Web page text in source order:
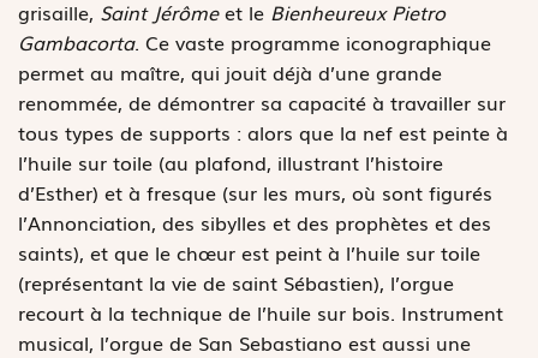
grisaille, Saint Jérômeet le Bienheureux Pietro
Gambacorta. Ce vaste programme iconographique
permet au maître, qui jouit déjà d’une grande
renommée, de démontrer sa capacité à travailler sur
tous types de supports : alors que la nef est peinte à
l’huile sur toile (au plafond, illustrant l’histoire
d’Esther) et à fresque (sur les murs, où sont figurés
l’Annonciation, des sibylles et des prophètes et des
saints), et que le chœur est peint à l’huile sur toile
(représentant la vie de saint Sébastien), l’orgue
recourt à la technique de l’huile sur bois. Instrument
musical, l’orgue de San Sebastiano est aussi une